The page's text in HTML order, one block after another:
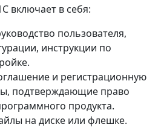
включает в себя:
пользователя,
инструкции по
и регистрационную
подтверждающие право
продукта.
на диске или флешке.